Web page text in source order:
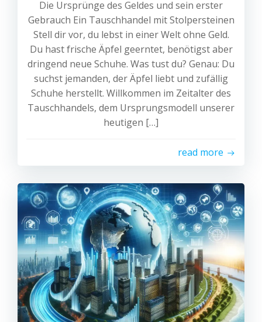
Die Ursprünge des Geldes und sein erster
Gebrauch Ein Tauschhandel mit Stolpersteinen
Stell dir vor, du lebst in einer Welt ohne Geld.
Du hast frische Äpfel geerntet, benötigst aber
dringend neue Schuhe. Was tust du? Genau: Du
suchst jemanden, der Äpfel liebt und zufällig
Schuhe herstellt. Willkommen im Zeitalter des
Tauschhandels, dem Ursprungsmodell unserer
heutigen […]
read more